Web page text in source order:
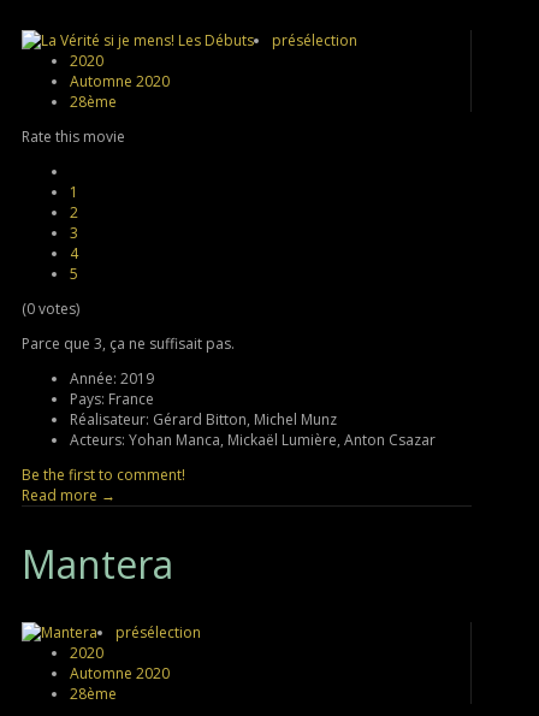
présélection
2020
Automne 2020
28ème
Rate this movie
1
2
3
4
5
(0 votes)
Parce que 3, ça ne suffisait pas.
Année: 2019
Pays: France
Réalisateur: Gérard Bitton, Michel Munz
Acteurs: Yohan Manca, Mickaël Lumière, Anton Csazar
Be the first to comment!
Read more →
Mantera
présélection
2020
Automne 2020
28ème